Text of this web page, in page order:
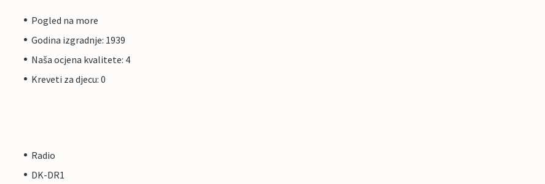
Pogled na more
Godina izgradnje: 1939
Naša ocjena kvalitete: 4
Kreveti za djecu: 0
Radio
DK-DR1